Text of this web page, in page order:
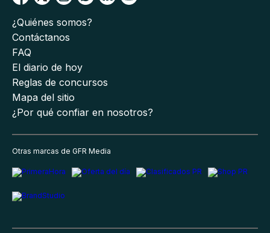
¿Quiénes somos?
Contáctanos
FAQ
El diario de hoy
Reglas de concursos
Mapa del sitio
¿Por qué confiar en nosotros?
Otras marcas de GFR Media